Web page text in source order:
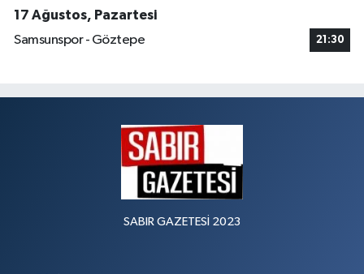
17 Ağustos, Pazartesi
Samsunspor - Göztepe
21:30
SABIR GAZETESİ 2023